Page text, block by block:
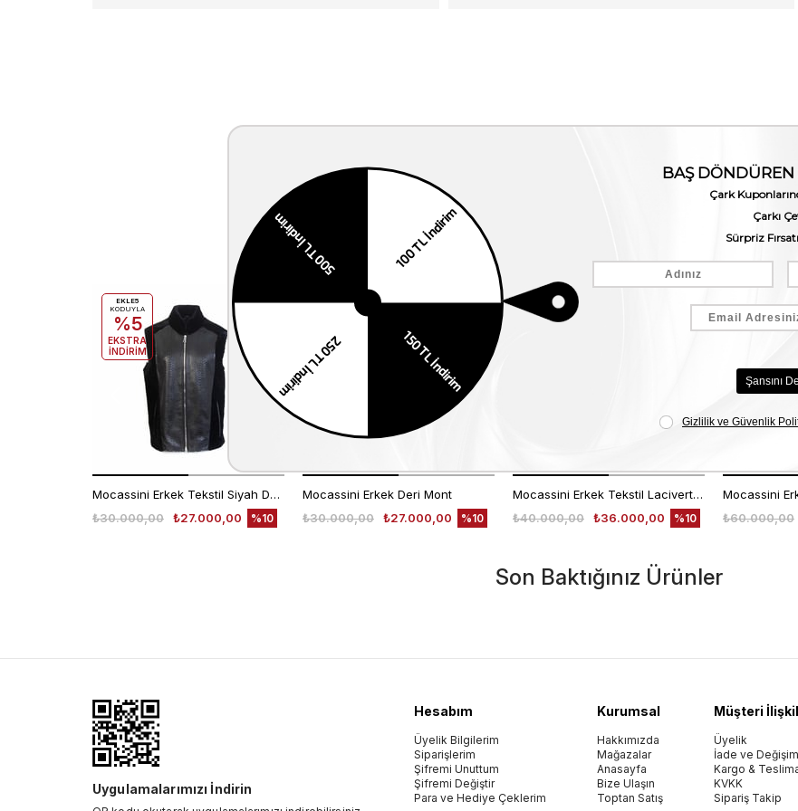
Mocassini Erkek Tekstil Siyah Deri Mont
₺27.000,00
₺30.000,00 %10
EKLE5
KODUYLA
%5
EKSTRA
İNDİRİM
Mocassini Erkek Deri Mont
₺27.000,00
₺30.000,00 %10
EKLE5
KODUYLA
EKSTRA
İNDİRİM
Mocassini Erkek Tekstil Lacivert Deri Mont
₺36.000,00
₺40.000,00 %10
EKLE5
KODUYLA
%5
₺60.000,00
%5
Son Baktığınız Ürünler
Uygulamalarımızı İndirin
Hesabım
Üyelik Bilgilerim
Siparişlerim
Şifremi Unuttum
Şifremi Değiştir
Para ve Hediye Çeklerim
Kurumsal
Hakkımızda
Mağazalar
Anasayfa
Bize Ulaşın
Toptan Satış
Müşteri
Üyelik
İade ve Değişim
Kargo &
KVKK
Sipariş Takip